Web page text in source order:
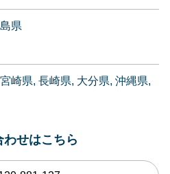
県
宮崎県 長崎県 大分県 沖縄県
わせはこちら